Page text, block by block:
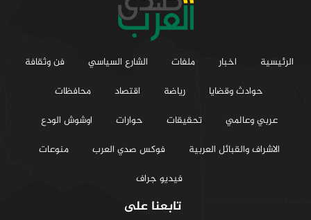
الرئيسية اخبار ملفات الشارع السياسي
فن وثقافة
حوادث وقضايا
رياضة اقتصاد
محافظات
عربي وعالمي
تحقيقات حوارات
اوشوش الودع
الاشراف والقبائل العربية
فوكس صدي العرب
منوعات
فيديو جراف
تابعنا على